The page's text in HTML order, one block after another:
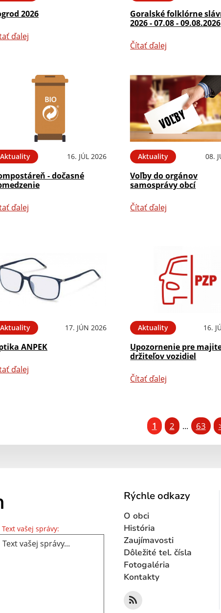
2026
ďalej
Goralské folklórne
2026 - 07.08 - 09.08.2026
Čítať ďalej
Aktuality 16. JÚL 2026
- dočasné
ďalej
Aktuality 08.
Voľby do orgánov
samosprávy obcí
Čítať ďalej
Aktuality 17. JÚN 2026
ANPEK
ďalej
Aktuality 16.
Upozornenie pre
držiteľov vozidiel
Čítať ďalej
1 2 ... 63
Text vašej správy: Text vašej správy...
Rýchle odkazy
O obci
História
Zaujímavosti
Dôležité tel. čísla
Fotogaléria
Kontakty